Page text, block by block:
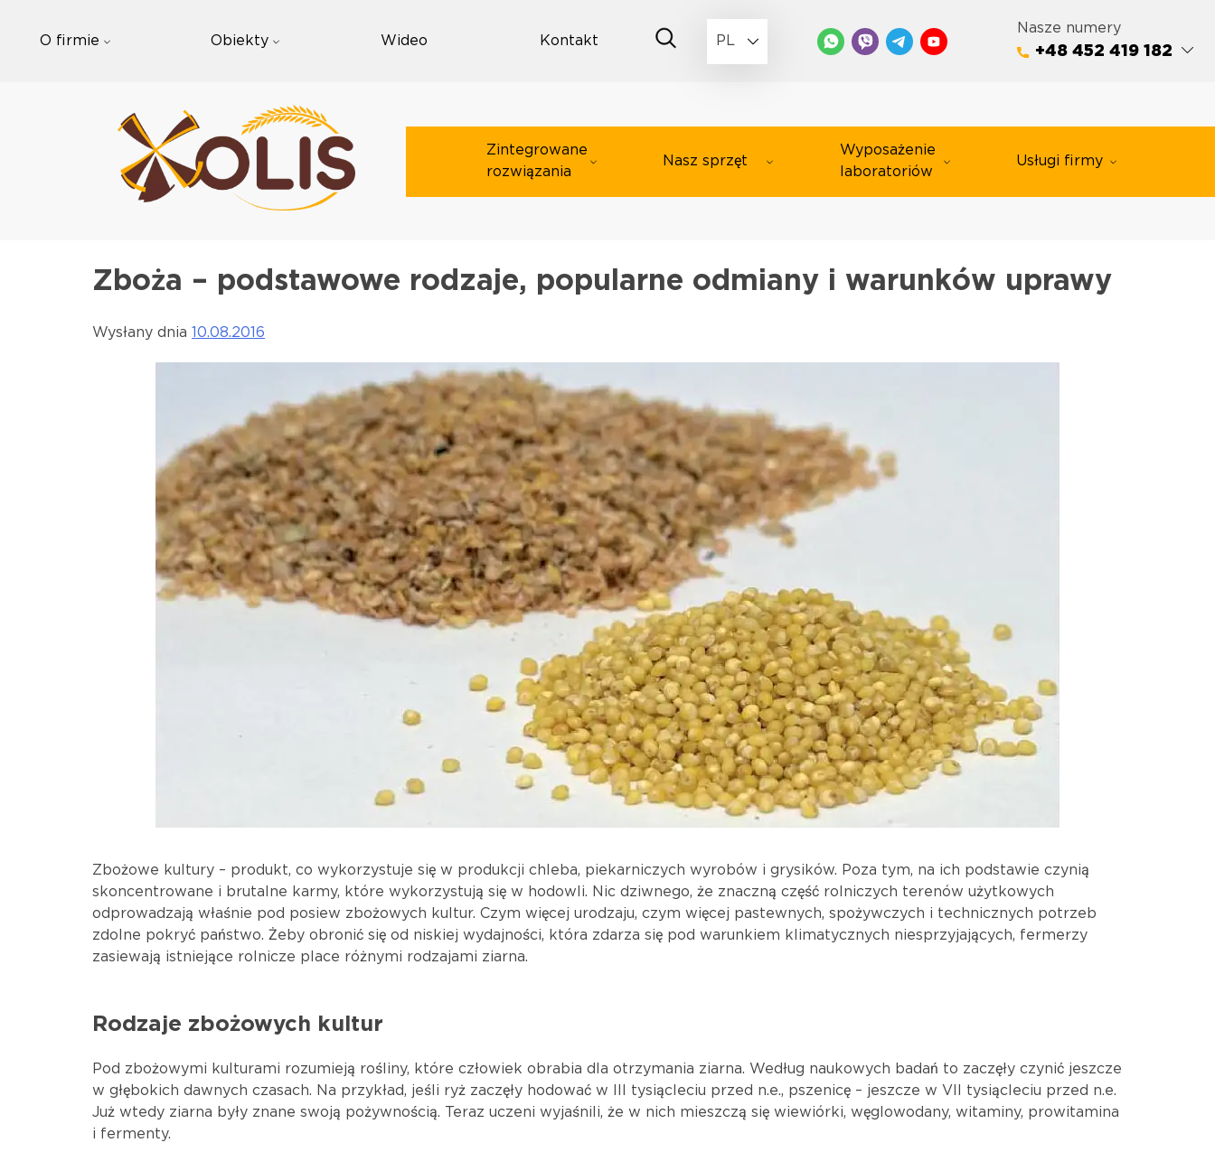
O firmie Obiekty Wideo Kontakt PL
Nasze numery
+48 452 419 182
Zintegrowane
rozwiązania
Nasz sprzęt
Wyposażenie
laboratoriów
Usługi firmy
Zboża – podstawowe rodzaje, popularne odmiany i warunków uprawy
Wysłany dnia 10.08.2016
Zbożowe kultury – produkt, co wykorzystuje się w produkcji chleba, piekarniczych wyrobów i grysików. Poza tym, na ich podstawie czynią
skoncentrowane i brutalne karmy, które wykorzystują się w hodowli. Nic dziwnego, że znaczną część rolniczych terenów użytkowych
odprowadzają właśnie pod posiew zbożowych kultur. Czym więcej urodzaju, czym więcej pastewnych, spożywczych i technicznych potrzeb
zdolne pokryć państwo. Żeby obronić się od niskiej wydajności, która zdarza się pod warunkiem klimatycznych niesprzyjających, fermerzy
zasiewają istniejące rolnicze place różnymi rodzajami ziarna.
Rodzaje zbożowych kultur
Pod zbożowymi kulturami rozumieją rośliny, które człowiek obrabia dla otrzymania ziarna. Według naukowych badań to zaczęły czynić jeszcze
w głębokich dawnych czasach. Na przykład, jeśli ryż zaczęły hodować w III tysiącleciu przed n.e., pszenicę – jeszcze w VII tysiącleciu przed n.e.
Już wtedy ziarna były znane swoją pożywnością. Teraz uczeni wyjaśnili, że w nich mieszczą się wiewiórki, węglowodany, witaminy, prowitamina
i fermenty.